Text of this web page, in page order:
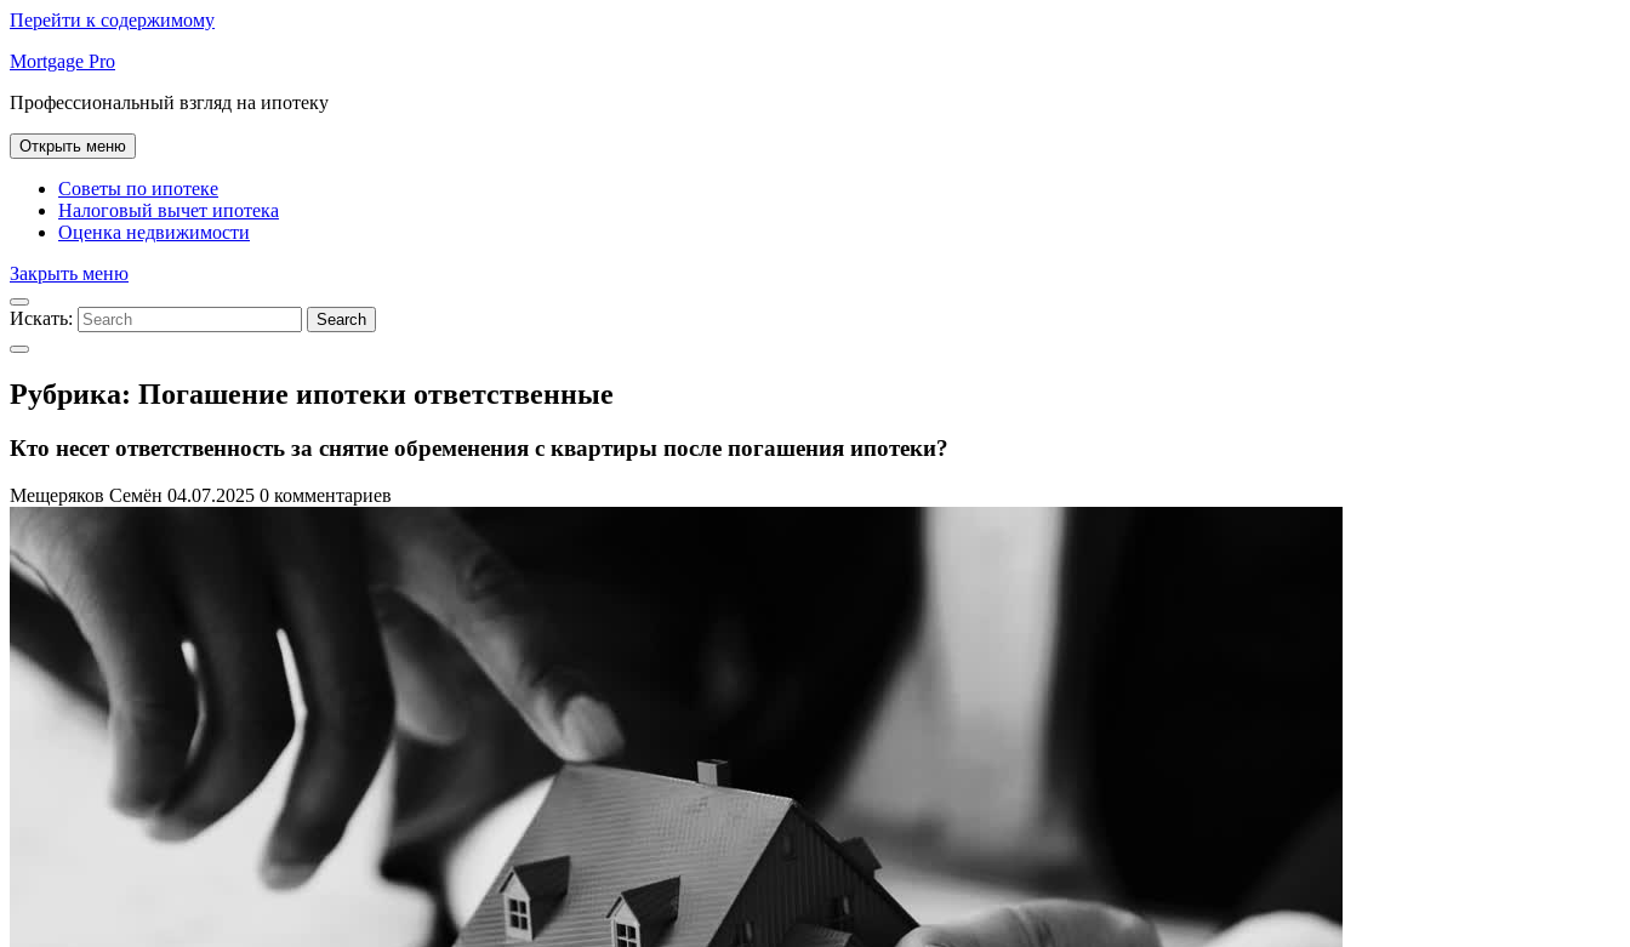
Перейти к содержимому
Mortgage Pro
Профессиональный взгляд на ипотеку
Открыть меню
Советы по ипотеке
Налоговый вычет ипотека
Оценка недвижимости
Закрыть меню
Искать: Search
Рубрика: Погашение ипотеки ответственные
Кто несет ответственность за снятие обременения с квартиры после погашения ипотеки?
Мещеряков Семён 04.07.2025 0 комментариев